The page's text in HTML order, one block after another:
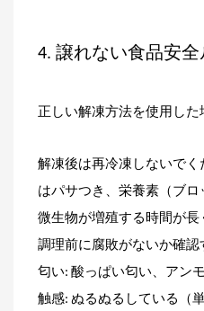
4. 譲れない食品安全
正しい解凍方法を使用し
解凍後は再冷凍しないで
はパサつき、栄養素（ブ
微生物が増殖する時間が長
調理前に腐敗がないか確認
匂い: 酸っぱい匂い、アン
触感: ぬるぬるしている（